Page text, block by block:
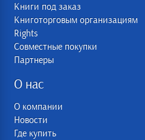
Книги под заказ
Книготорговым организациям
Rights
Совместные покупки
Партнеры
О нас
О компании
Новости
Где купить